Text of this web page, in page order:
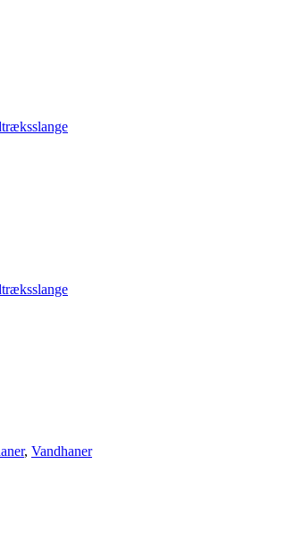
, Vandhaner